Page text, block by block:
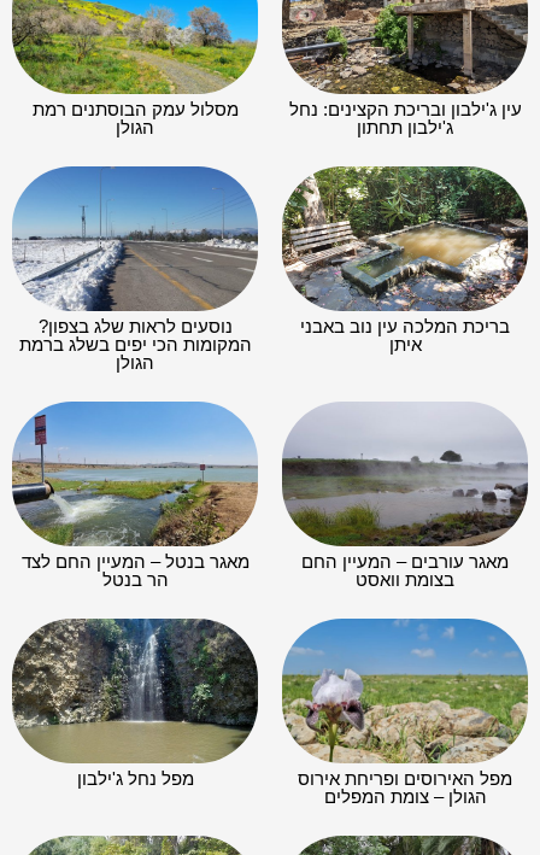
עין ג'ילבון ובריכת הקצינים: נחל
ג'ילבון תחתון
מסלול עמק הבוסתנים רמת
הגולן
בריכת המלכה עין נוב באבני
איתן
נוסעים לראות שלג בצפון?
המקומות הכי יפים בשלג ברמת
הגולן
מאגר עורבים – המעיין החם
בצומת וואסט
מאגר בנטל – המעיין החם לצד
הר בנטל
מפל האירוסים ופריחת אירוס
הגולן – צומת המפלים
מפל נחל ג'ילבון